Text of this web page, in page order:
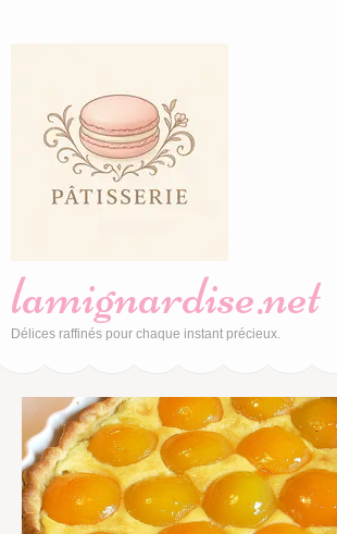
(Pressez
Entrée)
lamignardise.net
Délices raffinés pour chaque instant précieux.